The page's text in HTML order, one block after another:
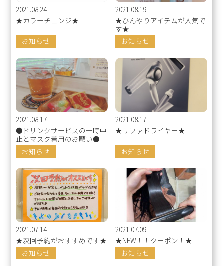
2021.08.24
★カラーチェンジ★
お知らせ
2021.08.19
★ひんやりアイテムが人気で
す★
お知らせ
2021.08.17
●ドリンクサービスの一時中
止とマスク着用のお願い●
お知らせ
2021.08.17
★リファドライヤー★
お知らせ
2021.07.14
★次回予約がおすすめです★
お知らせ
2021.07.09
★NEW！！クーポン！★
お知らせ